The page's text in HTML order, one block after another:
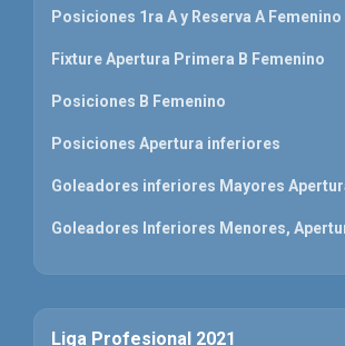
Posiciones 1ra A y Reserva A Femenino
Fixture Apertura Primera B Femenino
Posiciones B Femenino
Posiciones Apertura inferiores
Goleadores inferiores Mayores
Goleadores Inferiores Menores,
Liga Profesional 2021